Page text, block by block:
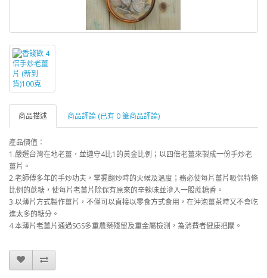
商品描述 商品評論 (已有 0 筆商品評論)
產品價值：
1.嚴選台灣在地老薑，並遵守4比1的黃金比例；以四倍老薑來製成一份手炒老
薑片。
2.老師傅多年的手炒功夫，掌握翻炒時的火候及溫度；務必使每片薑片吸保特條
比例的蔗糖，使每片老薑片除保有原來的辛辣味並滲入一股蔗糖香。
3.以薄片方式製作薑片，不僅可以直接以零食方式食用，在沖泡薑茶時又不會吃
進太多的糖分。
4.本薄片老薑片通過SGS多重農藥殘留及重金屬檢測，為消費者健康把關。